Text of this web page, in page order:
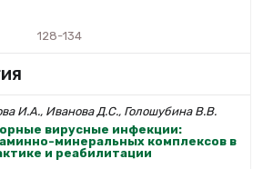
128-134
И.А., Иванова Д.С., Голошубина В.В.
вирусные инфекции:
минеральных комплексов в
и реабилитации